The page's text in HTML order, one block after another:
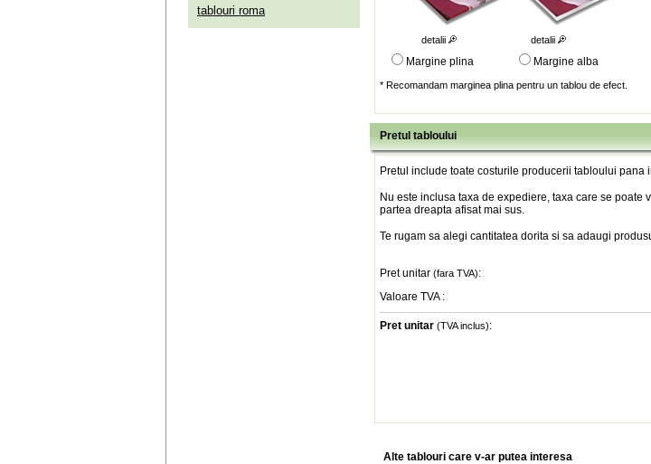
tablouri roma
detalii detalii
Margine plina Margine alba
* Recomandam marginea plina pentru un tablou de efect.
Pretul tabloului
Pretul include toate costurile producerii tabloului pana
Nu este inclusa taxa de expediere, taxa care se
partea dreapta afisat mai sus.
Te rugam sa alegi cantitatea dorita si sa adaugi
Pret unitar (fara TVA):
Valoare TVA :
Pret unitar (TVA inclus):
Alte tablouri care v-ar putea interesa